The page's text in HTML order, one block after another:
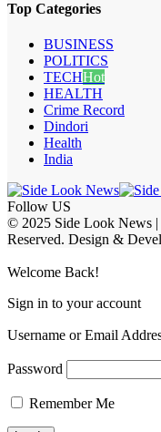
Top Categories
BUSINESS
POLITICS
TECHHot
HEALTH
Crime Record
Dindori
Health
India
Follow US
© 2025 Side Look News
Reserved. Design &
Welcome Back!
Sign in to your account
Username or Email
Password
Remember Me